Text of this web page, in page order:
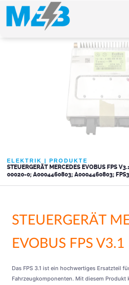
ELEKTRIK PRODUKTE
STEUERGERÄT MERCEDES EVOBUS FPS
00020-0; A0004460803; A0004460803;
STEUERGERÄT
EVOBUS FPS V3.1
Das FPS 3.1 ist ein hochwertiges Ersatzteil
Fahrzeugkomponenten. Mit diesem